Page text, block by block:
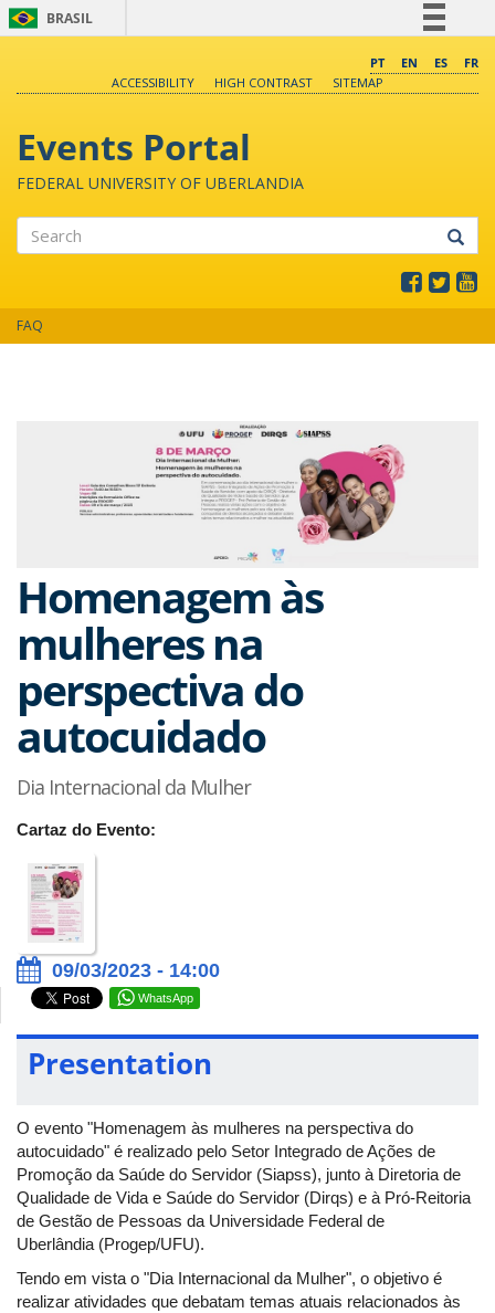
BRASIL
Comunica BR
Canais
PT EN ES
FR
ACCESSIBILITY
HIGH CONTRAST SITEMAP
Events Portal
FEDERAL UNIVERSITY OF UBERLANDIA
FAQ
Homenagem às
mulheres na
perspectiva do
autocuidado
Dia Internacional da Mulher
Cartaz do Evento:
09/03/2023 - 14:00
WhatsApp
Presentation
O evento "Homenagem às mulheres na perspectiva do
autocuidado" é realizado pelo Setor Integrado de Ações de
Promoção da Saúde do Servidor (Siapss), junto à Diretoria de
Qualidade de Vida e Saúde do Servidor (Dirqs) e à Pró-Reitoria
de Gestão de Pessoas da Universidade Federal de
Uberlândia (Progep/UFU).
Tendo em vista o "Dia Internacional da Mulher", o objetivo é
realizar atividades que debatam temas atuais relacionados às